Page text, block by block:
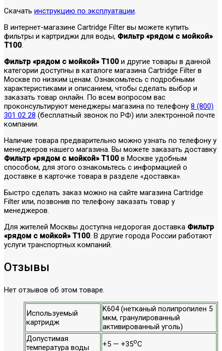
Скачать инструкцию по эксплуатации.
В интернет-магазине Cartridge Filter вы можете купить
фильтры и картриджи для воды, Фильтр «рядом с мойкой»
T100.
Фильтр «рядом с мойкой» T100 и другие товары в данной
категории доступны в каталоге магазина Cartridge Filter в
Москве по низким ценам. Ознакомьтесь с подробными
характеристиками и описанием, чтобы сделать выбор и
заказать товар онлайн. По всем вопросом вас
проконсультируют менеджеры магазина по телефону 8 (800)
301 02 28 (бесплатный звонок по РФ) или электронной почте
компании.
Наличие товара предварительно можно узнать по телефону у
менеджеров нашего магазина. Вы можете заказать доставку
Фильтр «рядом с мойкой» T100 в Москве удобным
способом, для этого ознакомьтесь с информацией о
доставке в карточке товара в разделе «доставка».
Быстро сделать заказ можно на сайте магазина Cartridge
Filter или, позвонив по телефону заказать товар у
менеджеров.
Для жителей Москвы доступна недорогая доставка Фильтр
«рядом с мойкой» T100. В другие города России работают
услуги транспортных компаний.
Отзывы
Нет отзывов об этом товаре.
Используемый
картридж
K604 (нетканый полипропилен 5
мкм, гранулированный
активированный уголь)
Допустимая
температура воды
+5 — +35оС